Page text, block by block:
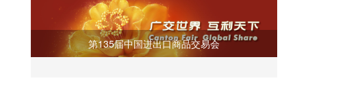
第135届中国进出口商品交易会